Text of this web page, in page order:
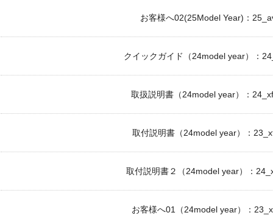
お客様へ02(25Model Year)：
クイックガイド（24model year）：
取扱説明書（24model year）：
取付説明書（24model year）：
取付説明書２（24model year）：
お客様へ01（24model year）：